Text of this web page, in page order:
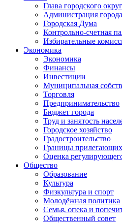
Глава городского
Администрация города
Городская Дума
Контрольно-счетная
Избирательные
Экономика
Экономика
Финансы
Инвестиции
Муниципальная
Торговля
Предпринимательство
Бюджет города
Труд и занятость
Городское хозяйство
Градостроительство
Границы
Оценка
Общество
Образование
Культура
Физкультура и спорт
Молодёжная политика
Семья, опека и
Общественный совет